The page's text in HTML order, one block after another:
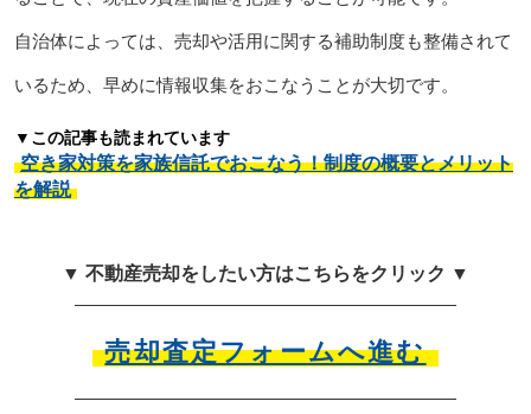
自治体によっては、売却や活用に関する補助制度も整備されて
いるため、早めに情報収集をおこなうことが大切です。
▼この記事も読まれています
空き家対策を家族信託でおこなう！制度の概要とメリット
を解説
▼ 不動産売却をしたい方はこちらをクリック ▼
売却査定フォームへ進む